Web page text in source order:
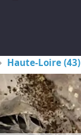
Haute-Loire (43)